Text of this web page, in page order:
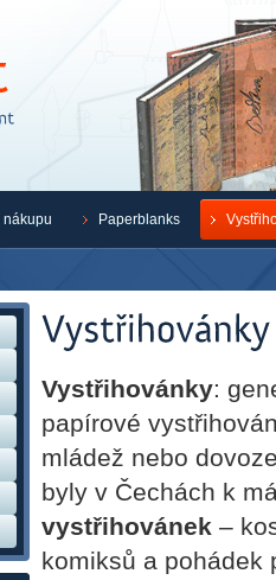
Vystřihovánky:
papírové
mládež nebo
byly v Čechách k
vystřihovánek –
komiksů a pohádek
nákupu Paperblanks